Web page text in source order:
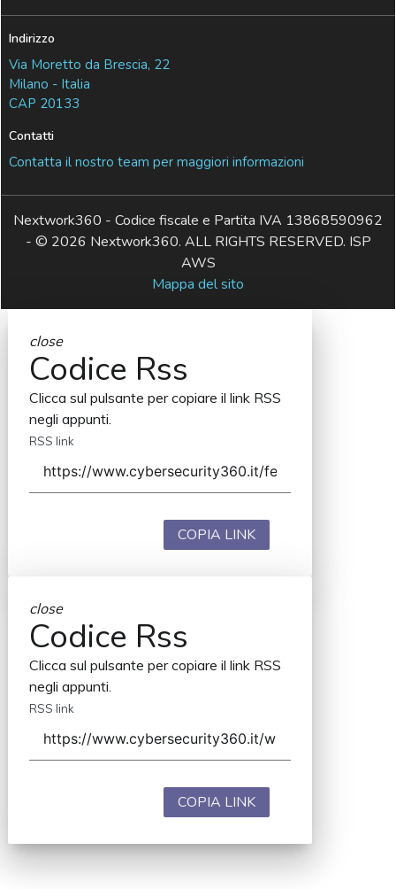
Indirizzo
Via Moretto da Brescia, 22
Milano - Italia
CAP 20133
Contatti
Contatta il nostro team per maggiori informazioni
Nextwork360 - Codice fiscale e Partita IVA 13868590962
- © 2026 Nextwork360. ALL RIGHTS RESERVED. ISP
AWS
Mappa del sito
close
Codice Rss
Clicca sul pulsante per copiare il link RSS
negli appunti.
RSS link
COPIA LINK
close
Codice Rss
Clicca sul pulsante per copiare il link RSS
negli appunti.
RSS link
COPIA LINK